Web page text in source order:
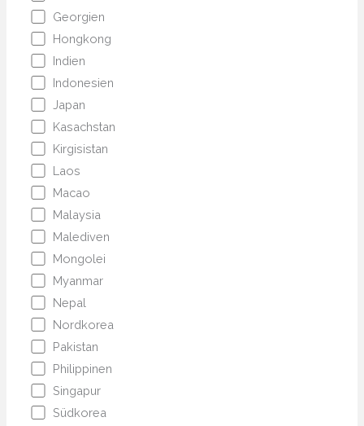
Georgien
Hongkong
Indien
Indonesien
Japan
Kasachstan
Kirgisistan
Laos
Macao
Malaysia
Malediven
Mongolei
Myanmar
Nepal
Nordkorea
Pakistan
Philippinen
Singapur
Südkorea